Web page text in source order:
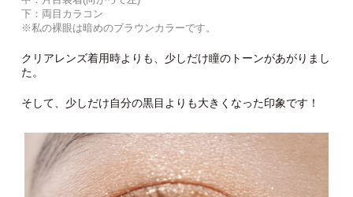
下：両目カラコン
※私の裸眼は暗めのブラウンカラーです。
クリアレンズ着用時よりも、少しだけ瞳のトーンがあがりまし
た。
そして、少しだけ自分の黒目よりも大きくなった印象です！